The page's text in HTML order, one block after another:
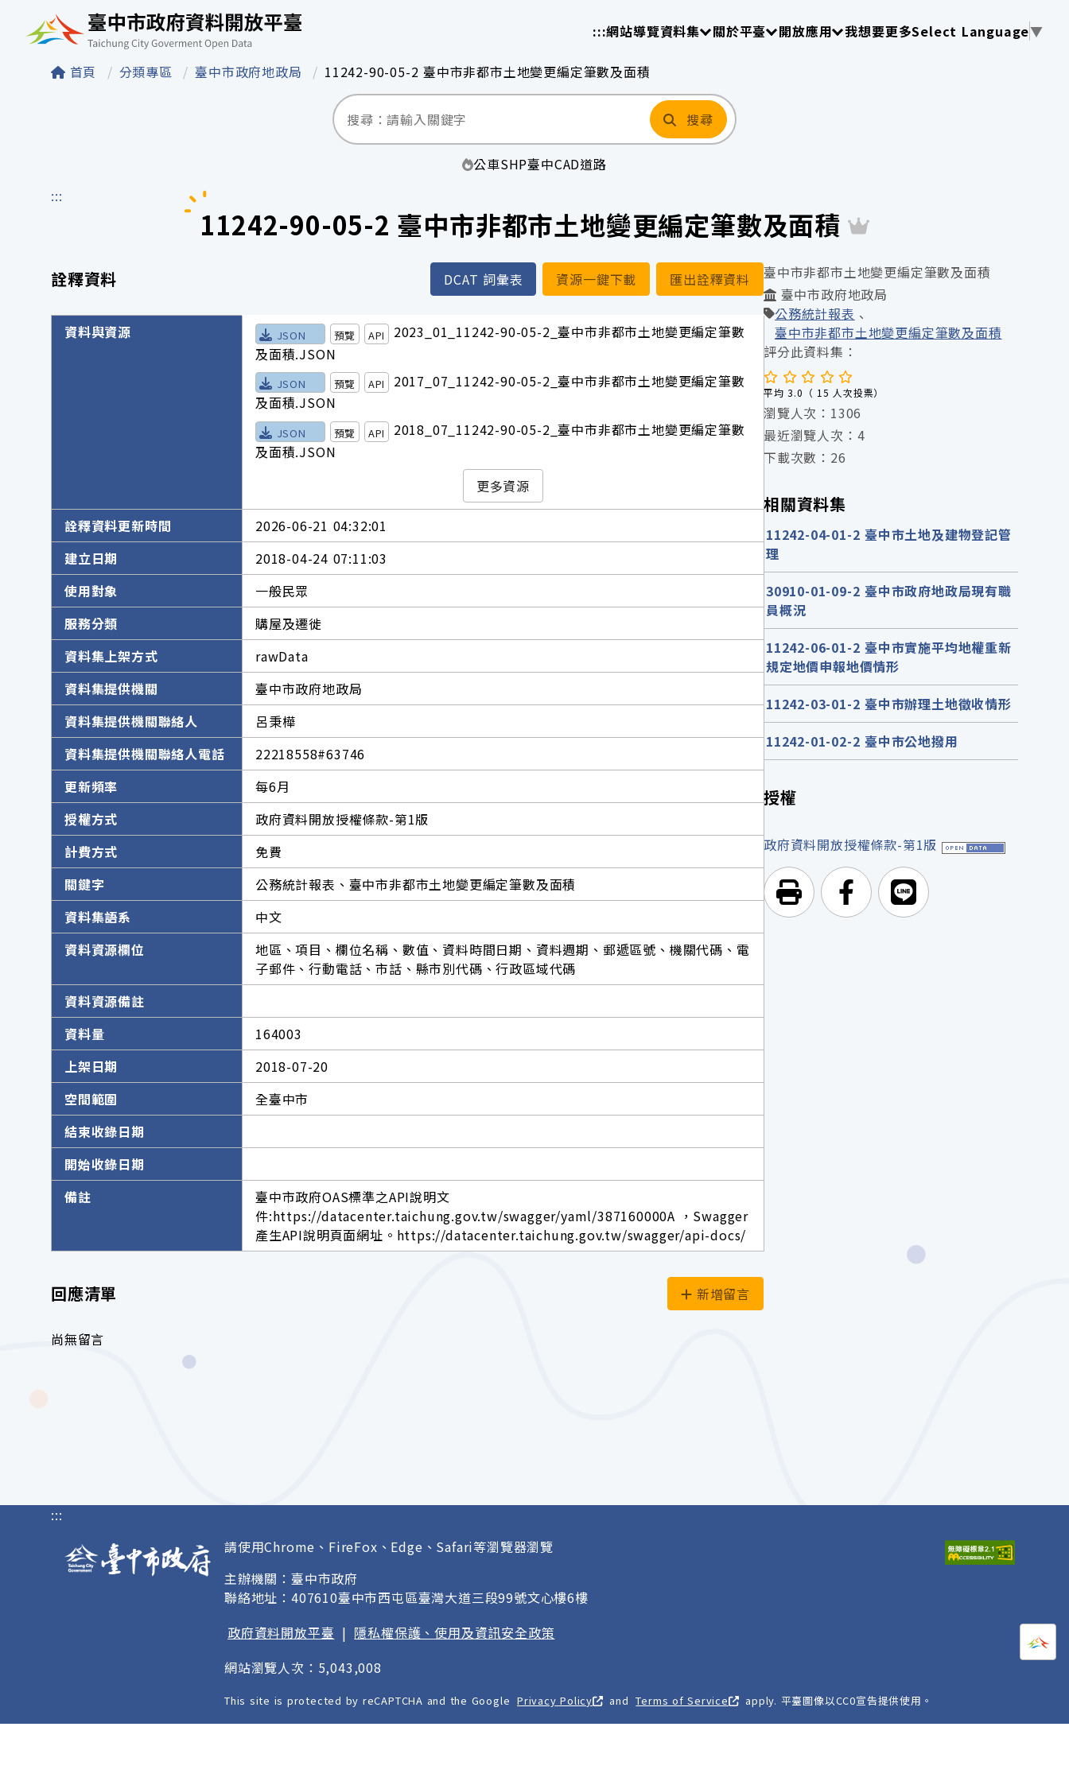
臺中市政府資料開放平臺 :::網站導覽資料集請使用 TAB 操作選單
關於平臺請使用 TAB 操作選單
開放應用請使用 TAB 操作選單
我想要更多Select Language▼
首頁 分類專區 臺中市政府地政局 11242-90-05-2 臺中市非都市土地變更編定筆數及面積
搜尋
公車SHP臺中CAD道路
:::
11242-90-05-2 臺中市非都市土地變更編定筆數及面積
詮釋資料 DCAT 詞彙表 資源一鍵下載 匯出詮釋資料
詮釋資料詳細內容
資料與資源 JSON 預覽 API
2023_01_11242-90-05-2_臺中市非都市土地變更編定筆數
及面積.JSON
JSON 預覽 API
2017_07_11242-90-05-2_臺中市非都市土地變更編定筆數
及面積.JSON
JSON 預覽 API
2018_07_11242-90-05-2_臺中市非都市土地變更編定筆數
及面積.JSON
更多資源
詮釋資料更新時間
2026-06-21 04:32:01
建立日期
2018-04-24 07:11:03
使用對象
一般民眾
服務分類
購屋及遷徙
資料集上架方式
rawData
資料集提供機關
臺中市政府地政局
資料集提供機關聯絡人
呂秉樺
資料集提供機關聯絡人電話
22218558#63746
更新頻率
每6月
授權方式
政府資料開放授權條款-第1版
計費方式
免費
關鍵字
公務統計報表、臺中市非都市土地變更編定筆數及面積
資料集語系
中文
資料資源欄位
地區、項目、欄位名稱、數值、資料時間日期、資料週期、郵遞區號、機關代碼、電
子郵件、行動電話、市話、縣市別代碼、行政區域代碼
資料資源備註
資料量
164003
上架日期
2018-07-20
空間範圍
全臺中市
結束收錄日期
開始收錄日期
備註
臺中市政府OAS標準之API說明文
件:https://datacenter.taichung.gov.tw/swagger/yaml/387160000A ，Swagger
產生API說明頁面網址。https://datacenter.taichung.gov.tw/swagger/api-docs/
回應清單 新增留言
尚無留言
臺中市非都市土地變更編定筆數及面積
臺中市政府地政局
公務統計報表
臺中市非都市土地變更編定筆數及面積
評分此資料集：
平均 3.0（ 15 人次投票）
瀏覽人次：1306
最近瀏覽人次：4
下載次數：26
相關資料集
11242-04-01-2 臺中市土地及建物登記管
理
30910-01-09-2 臺中市政府地政局現有職
員概況
11242-06-01-2 臺中市實施平均地權重新
規定地價申報地價情形
11242-03-01-2 臺中市辦理土地徵收情形
11242-01-02-2 臺中市公地撥用
授權
政府資料開放授權條款-第1版
列印頁面前往Facebook
前往Line
打開
:::
請使用Chrome、FireFox、Edge、Safari等瀏覽器瀏覽
主辦機關：臺中市政府
聯絡地址：407610臺中市西屯區臺灣大道三段99號文心樓6樓
政府資料開放平臺 | 隱私權保護、使用及資訊安全政策
網站瀏覽人次：5,043,008
This site is protected by reCAPTCHA and the Google Privacy Policy and Terms of Service apply. 平臺圖像以CC0宣告提供使用。